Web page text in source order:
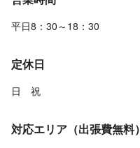
平日8：30～18：30
定休日
日 祝
対応エリア（出張費無料）